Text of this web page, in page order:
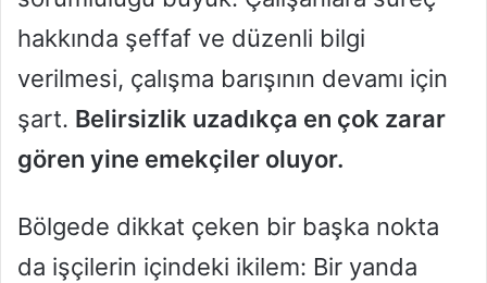
hakkında şeffaf ve düzenli bilgi
verilmesi, çalışma barışının devamı için
şart. Belirsizlik uzadıkça en çok zarar
gören yine emekçiler oluyor.
Bölgede dikkat çeken bir başka nokta
da işçilerin içindeki ikilem: Bir yanda